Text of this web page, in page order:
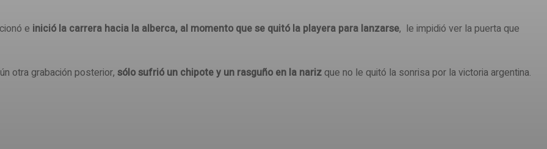
e inició la carrera hacia la alberca, al momento que se quitó la playera para lanzarse, le impidió ver la puerta que
otra grabación posterior, sólo sufrió un chipote y un rasguño en la narizque no le quitó la sonrisa por la victoria argentina.